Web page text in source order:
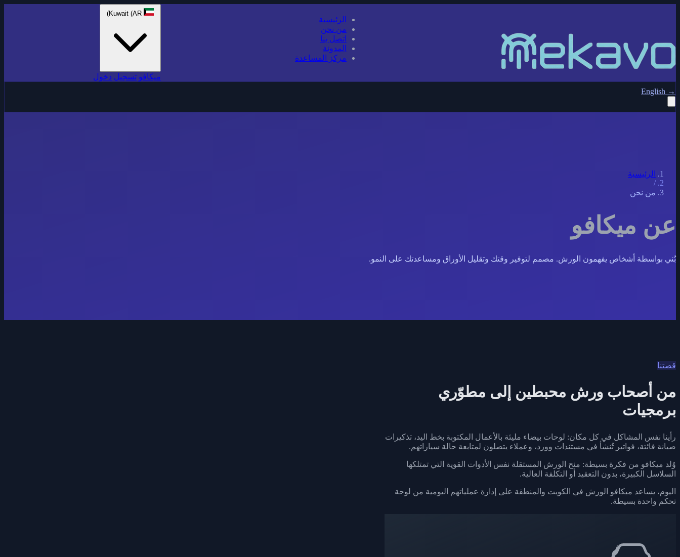
الرئيسية
من نحن
اتصل بنا
المدونة
مركز المساعدة
ميكافو تسجيل دخول
English →
الرئيسية
/
من نحن
عن ميكافو
بُني بواسطة أشخاص يفهمون الورش. مصمم لتوفير وقتك وتقليل الأوراق ومساعدتك على النمو.
قصتنا
من أصحاب ورش محبطين إلى مطوّري
برمجيات
رأينا نفس المشاكل في كل مكان: لوحات بيضاء مليئة بالأعمال المكتوبة بخط اليد، تذكيرات
صيانة فائتة، فواتير تُنشأ في مستندات وورد، وعملاء يتصلون لمتابعة حالة سياراتهم.
وُلد ميكافو من فكرة بسيطة: منح الورش المستقلة نفس الأدوات القوية التي تمتلكها
السلاسل الكبيرة، بدون التعقيد أو التكلفة العالية.
اليوم، يساعد ميكافو الورش في الكويت والمنطقة على إدارة عملياتهم اليومية من لوحة
تحكم واحدة بسيطة.